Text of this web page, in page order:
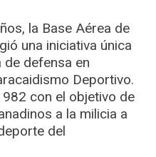
la Base Aérea de
una iniciativa única
defensa en
Deportivo.
con el objetivo de
a la milicia a
del